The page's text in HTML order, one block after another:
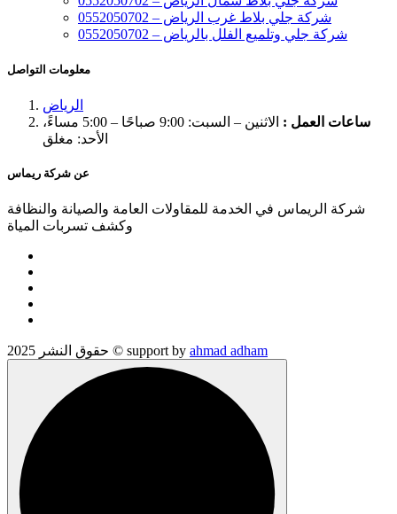
شركة جلي بلاط غرب الرياض – 0552050702
شركة جلي وتلميع الفلل بالرياض – 0552050702
معلومات التواصل
الرياض
ساعات العمل :
الاثنين – السبت: 9:00 صباحًا – 5:00 مساءً،
الأحد: مغلق
عن شركة ريماس
شركة الريماس في الخدمة للمقاولات العامة والصيانة والنظافة
وكشف تسربات المياة
حقوق النشر 2025 © support by ahmad adham